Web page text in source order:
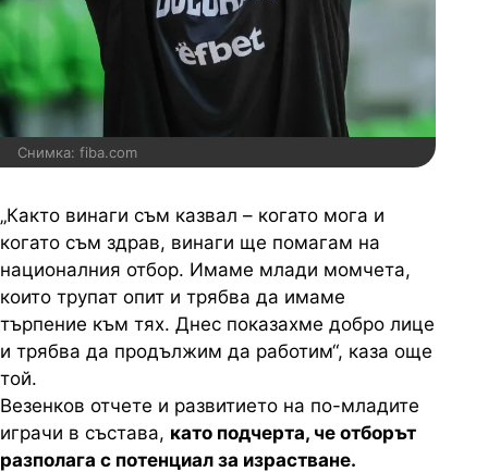
Снимка: fiba.com
„Както винаги съм казвал – когато мога и
когато съм здрав, винаги ще помагам на
националния отбор. Имаме млади момчета,
които трупат опит и трябва да имаме
търпение към тях. Днес показахме добро лице
и трябва да продължим да работим“, каза още
той.
Везенков отчете и развитието на по-младите
играчи в състава, като подчерта, че отборът
разполага с потенциал за израстване.